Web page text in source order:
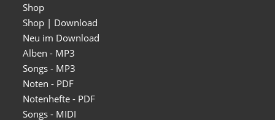
Shop
Shop | Download
Neu im Download
Alben - MP3
Songs - MP3
Noten - PDF
Notenhefte - PDF
Songs - MIDI